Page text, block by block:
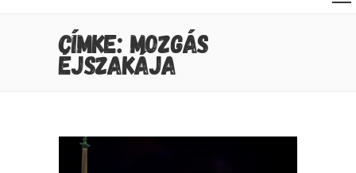
CÍMKE: MOZGÁS
ÉJSZAKÁJA